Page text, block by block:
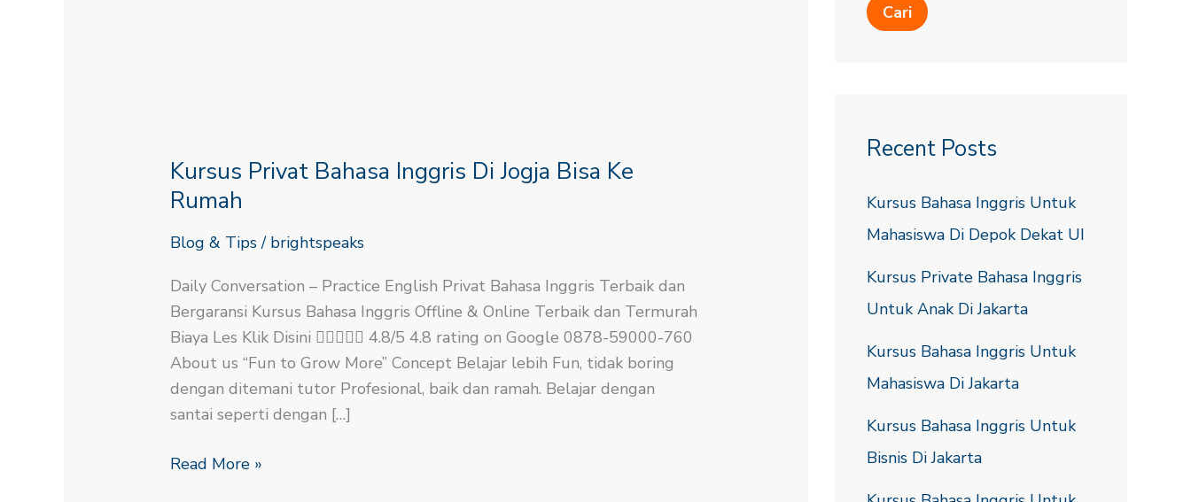
Kursus Privat Bahasa Inggris Di Jogja Bisa Ke
Rumah
Blog & Tips/ brightspeaks
Daily Conversation – Practice English​ Privat Bahasa Inggris Terbaik dan
Bergaransi​ Kursus Bahasa Inggris Offline & Online Terbaik dan Termurah
Biaya Les Klik Disini  4.8/5 4.8 rating on Google 0878-59000-760
About us “Fun to Grow More” Concept Belajar lebih Fun, tidak boring
dengan ditemani tutor Profesional, baik dan ramah. Belajar dengan
santai seperti dengan […]
Bahasa
Inggris
Jogja
Ke
Rumah
Read More »
Cari
Recent Posts
Kursus Bahasa Inggris Untuk
Mahasiswa Di Depok Dekat UI
Kursus Private Bahasa Inggris
Untuk Anak Di Jakarta
Kursus Bahasa Inggris Untuk
Mahasiswa Di Jakarta
Kursus Bahasa Inggris Untuk
Bisnis Di Jakarta